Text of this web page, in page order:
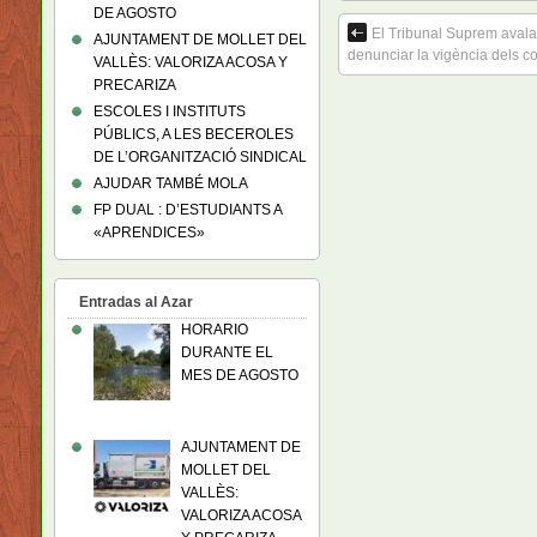
El Tribunal Suprem
denunciar la vigència dels
DE AGOSTO
AJUNTAMENT DE MOLLET DEL
VALLÈS: VALORIZA ACOSA Y
PRECARIZA
ESCOLES I INSTITUTS
PÚBLICS, A LES BECEROLES
DE L’ORGANITZACIÓ SINDICAL
AJUDAR TAMBÉ MOLA
FP DUAL : D’ESTUDIANTS A
«APRENDICES»
Entradas al Azar
HORARIO
DURANTE EL
MES DE AGOSTO
AJUNTAMENT DE
MOLLET DEL
VALLÈS:
VALORIZA ACOSA